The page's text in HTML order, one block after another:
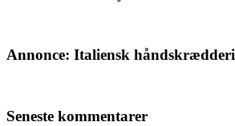
Annonce: Italiensk håndskrædderi
Seneste kommentarer